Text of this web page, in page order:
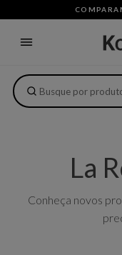
La
Conheça novos